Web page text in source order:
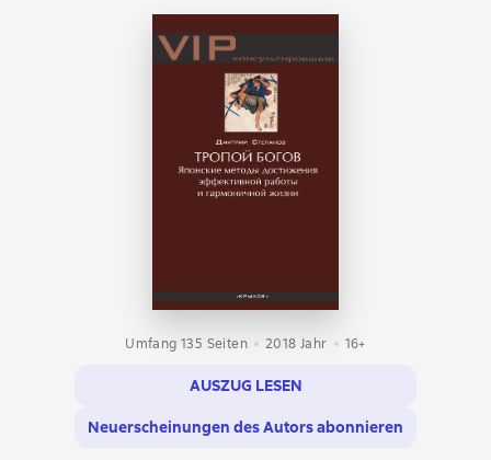
Umfang 135 Seiten 2018 Jahr 16+
AUSZUG LESEN
Neuerscheinungen des Autors abonnieren